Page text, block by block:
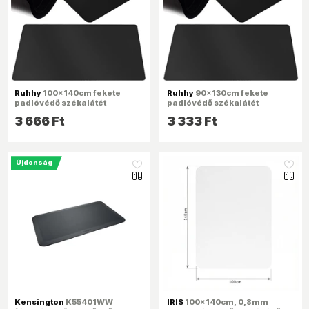
Ruhhy 100x140cm fekete
padlóvédő székalátét
3 666 Ft
Ruhhy90x130cm fekete
padlóvédő székalátét
3 333 Ft
Újdonság like_16
Kensington K55401WW
like_16
IRIS100x140cm, 0,8mm